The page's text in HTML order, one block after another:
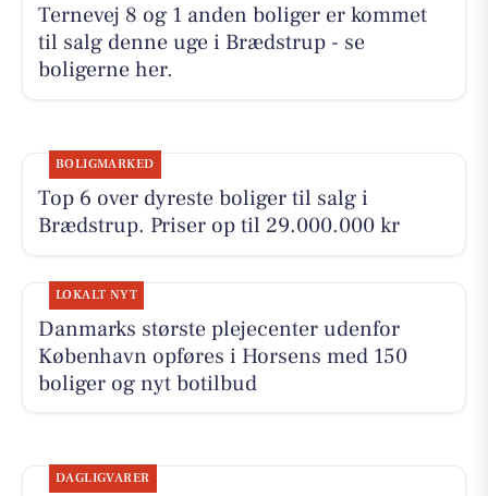
Ternevej 8 og 1 anden boliger er kommet
til salg denne uge i Brædstrup - se
boligerne her.
BOLIGMARKED
Top 6 over dyreste boliger til salg i
Brædstrup. Priser op til 29.000.000 kr
LOKALT NYT
Danmarks største plejecenter udenfor
København opføres i Horsens med 150
boliger og nyt botilbud
DAGLIGVARER